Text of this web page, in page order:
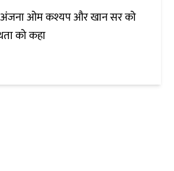
अंजना ओम कश्यप और खान सर को
को कहा